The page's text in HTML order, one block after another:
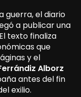
guerra, el diario
a publicar una
texto finaliza
que
y el
Alborz
antes del fin
exilio.